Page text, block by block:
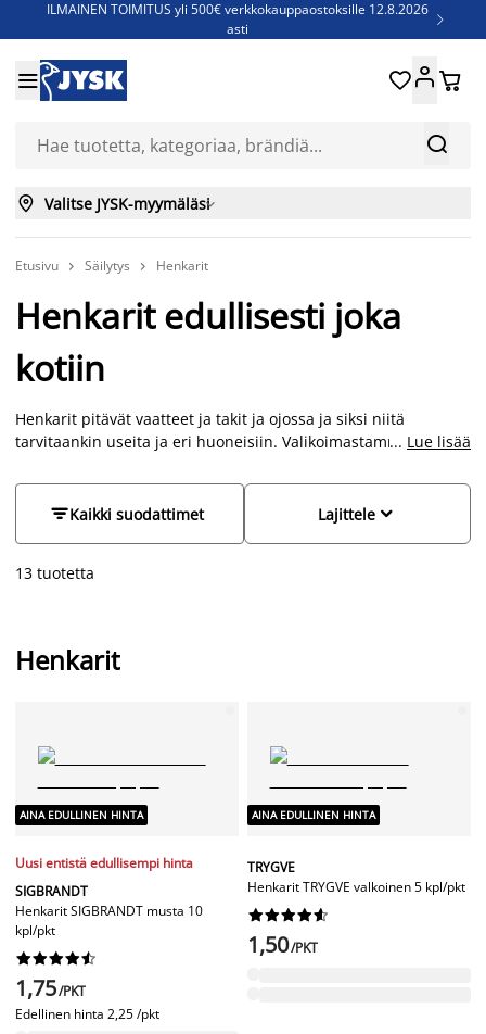
ILMAINEN TOIMITUS yli 500€ verkkokauppaostoksille 12.8.2026
asti

Jenkkisänkyjä - Säästä jopa 60%


 
 Valitse JYSK-myymäläsi
Etusivu  Säilytys  Henkarit
Henkarit edullisesti joka
kotiin
Henkarit pitävät vaatteet ja takit ja ojossa ja siksi niitä
tarvitaankin useita ja eri huoneisiin. Valikoimastamme löydät
muovihenkarit ja vaatehenkarit sekä vaatepuut edullisesti niin
puisina, metallisina, muovisina että samettipäällysteisinä.
... Lue lisää
Kaikki suodattimet 
Lajittele
13 tuotetta
Henkarit
AINA EDULLINEN HINTA
Uusi entistä edullisempi hinta
SIGBRANDT
Henkarit SIGBRANDT musta 10
kpl/pkt






1,75/PKT
Edellinen hinta 2,25 /pkt
AINA EDULLINEN HINTA
TRYGVE
Henkarit TRYGVE valkoinen 5 kpl/pkt






1,50/PKT